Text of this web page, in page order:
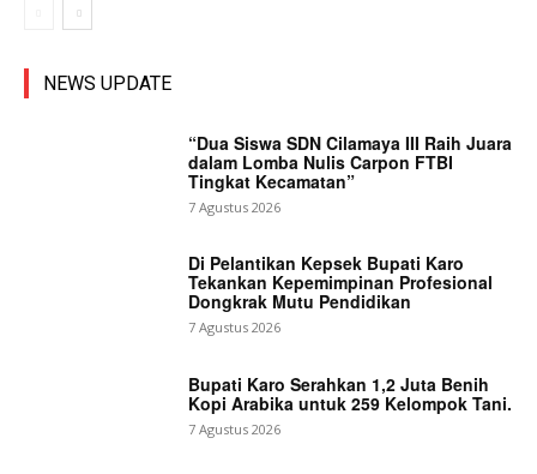
NEWS UPDATE
“Dua Siswa SDN Cilamaya III Raih Juara
dalam Lomba Nulis Carpon FTBI
Tingkat Kecamatan”
7 Agustus 2026
Di Pelantikan Kepsek Bupati Karo
Tekankan Kepemimpinan Profesional
Dongkrak Mutu Pendidikan
7 Agustus 2026
Bupati Karo Serahkan 1,2 Juta Benih
Kopi Arabika untuk 259 Kelompok Tani.
7 Agustus 2026